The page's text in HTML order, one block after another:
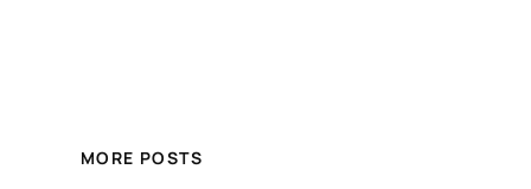
MORE POSTS